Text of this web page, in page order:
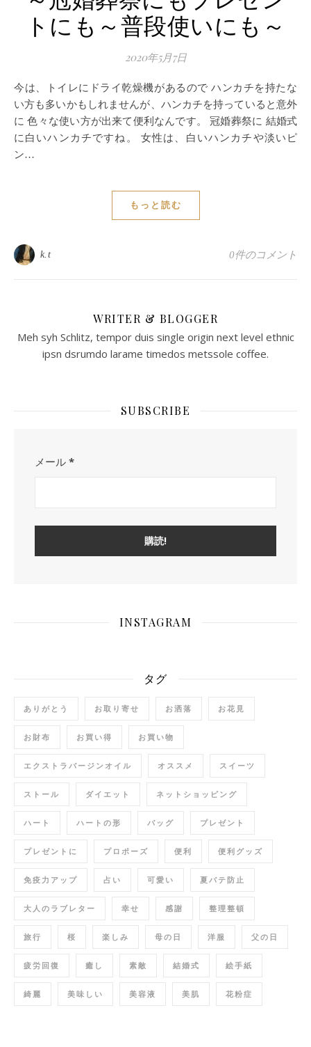
トにも～普段使いにも～
2020年5月7日
今は、トイレにドライ乾燥機があるので ハンカチを持たな
い方も多いかもしれませんが、ハンカチを持っていると意外
に 色々な使い方が出来て便利なんです。 冠婚葬祭に 結婚式
に白いハンカチですね。 女性は、白いハンカチや淡いピ
ン…
もっと読む
k.t 0件のコメント
WRITER & BLOGGER
Meh syh Schlitz, tempor duis single origin next level ethnic
ipsn dsrumdo larame timedos metssole coffee.
SUBSCRIBE
メール *
INSTAGRAM
タグ
ありがとう お取り寄せ お洒落 お花見
お財布 お買い得 お買い物
エクストラバージンオイル オススメ スイーツ
ストール ダイエット ネットショッピング
ハート ハートの形 バッグ プレゼント
プレゼントに プロポーズ 便利 便利グッズ
免疫力アップ 占い 可愛い 夏バテ防止
大人のラブレター 幸せ 感謝 整理整頓
旅行 桜 楽しみ 母の日 洋服 父の日
疲労回復 癒し 素敵 結婚式 絵手紙
綺麗 美味しい 美容液 美肌 花粉症